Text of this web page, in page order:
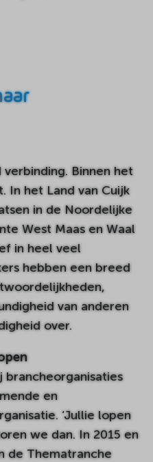
Binnen het
In het Land van Cuijk
in de Noordelijke
West Maas en Waal
in heel veel
hebben een breed
van anderen
over.
brancheorganisaties
en
‘Jullie lopen
we dan. In 2015 en
de Thematranche